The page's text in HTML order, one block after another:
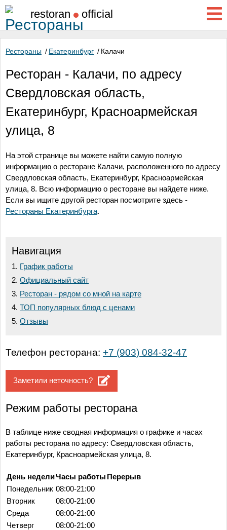
restoran official
Рестораны / Екатеринбург / Калачи
Ресторан - Калачи, по адресу
Свердловская область,
Екатеринбург, Красноармейская
улица, 8
На этой странице вы можете найти самую полную
информацию о ресторане Калачи, расположенного по адресу
Свердловская область, Екатеринбург, Красноармейская
улица, 8. Всю информацию о ресторане вы найдете ниже.
Если вы ищите другой ресторан посмотрите здесь -
Рестораны Екатеринбурга.
Навигация
График работы
Официальный сайт
Ресторан - рядом со мной на карте
ТОП популярных блюд с ценами
Отзывы
Телефон ресторана: +7 (903) 084-32-47
Заметили неточность?
Режим работы ресторана
В таблице ниже сводная информация о графике и часах
работы ресторана по адресу: Свердловская область,
Екатеринбург, Красноармейская улица, 8.
День неделиЧасы работы Перерыв
Понедельник 08:00-21:00
Вторник
08:00-21:00
Среда
08:00-21:00
Четверг
08:00-21:00